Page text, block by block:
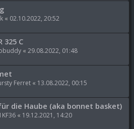
« 02.10.2022, 20:52
325 C
« 29.08.2022, 01:48
Ferret « 13.08.2022, 00:15
die Haube (aka bonnet basket)
« 19.12.2021, 14:20